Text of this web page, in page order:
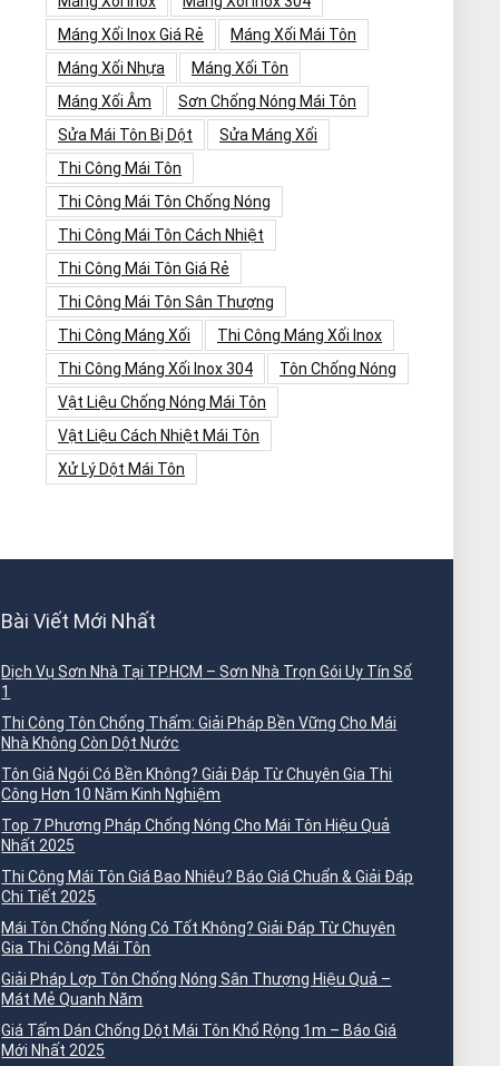
Máng Xối Inox Giá Rẻ
Máng Xối Mái Tôn
Máng Xối Nhựa
Máng Xối Tôn
Máng Xối Âm
Sơn Chống Nóng Mái Tôn
Sửa Mái Tôn Bị Dột
Sửa Máng Xối
Thi Công Mái Tôn
Thi Công Mái Tôn Chống Nóng
Thi Công Mái Tôn Cách Nhiệt
Thi Công Mái Tôn Giá Rẻ
Thi Công Mái Tôn Sân Thượng
Thi Công Máng Xối
Thi Công Máng Xối Inox
Thi Công Máng Xối Inox 304
Tôn Chống Nóng
Vật Liệu Chống Nóng Mái Tôn
Vật Liệu Cách Nhiệt Mái Tôn
Xử Lý Dột Mái Tôn
Bài Viết Mới Nhất
Dịch Vụ Sơn Nhà Tại TP.HCM – Sơn Nhà Trọn Gói Uy Tín Số
1
Thi Công Tôn Chống Thấm: Giải Pháp Bền Vững Cho Mái
Nhà Không Còn Dột Nước
Tôn Giả Ngói Có Bền Không? Giải Đáp Từ Chuyên Gia Thi
Công Hơn 10 Năm Kinh Nghiệm
Top 7 Phương Pháp Chống Nóng Cho Mái Tôn Hiệu Quả
Nhất 2025
Thi Công Mái Tôn Giá Bao Nhiêu? Báo Giá Chuẩn & Giải Đáp
Chi Tiết 2025
Mái Tôn Chống Nóng Có Tốt Không? Giải Đáp Từ Chuyên
Gia Thi Công Mái Tôn
Giải Pháp Lợp Tôn Chống Nóng Sân Thượng Hiệu Quả –
Mát Mẻ Quanh Năm
Giá Tấm Dán Chống Dột Mái Tôn Khổ Rộng 1m – Báo Giá
Mới Nhất 2025